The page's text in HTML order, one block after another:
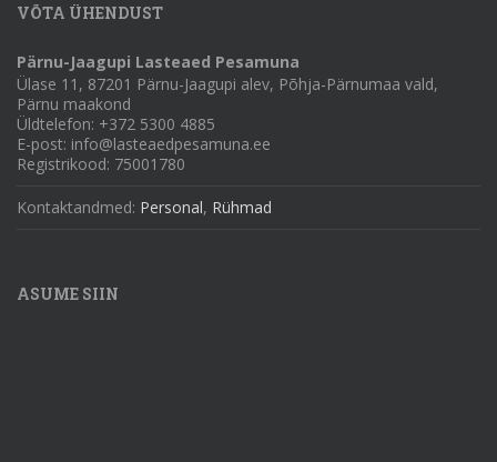
VÕTA ÜHENDUST
Pärnu-Jaagupi Lasteaed Pesamuna
Ülase 11, 87201 Pärnu-Jaagupi alev, Põhja-Pärnumaa vald,
Pärnu maakond
Üldtelefon: +372 5300 4885
E-post: info@lasteaedpesamuna.ee
Registrikood: 75001780
Kontaktandmed: Personal, Rühmad
ASUME SIIN